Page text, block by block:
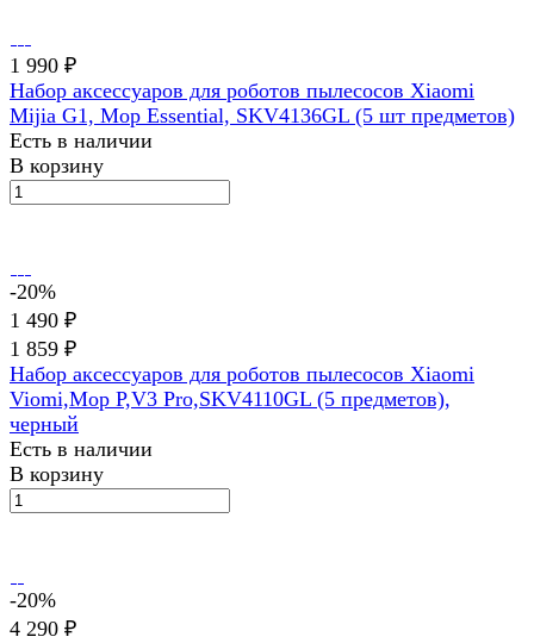
1 990 ₽
Набор аксессуаров для роботов пылесосов Xiaomi
Mijia G1, Mop Essential, SKV4136GL (5 шт предметов)
Есть в наличии
В корзину
-20%
1 490 ₽
1 859 ₽
Набор аксессуаров для роботов пылесосов Xiaomi
Viomi,Mop P,V3 Pro,SKV4110GL (5 предметов),
черный
Есть в наличии
В корзину
-20%
4 290 ₽